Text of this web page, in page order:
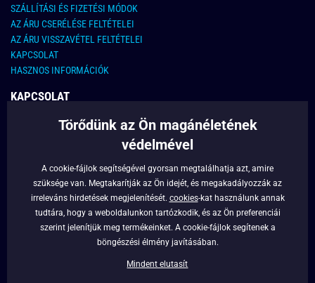
SZÁLLÍTÁSI ÉS FIZETÉSI MÓDOK
AZ ÁRU CSERÉLÉSE FELTÉTELEI
AZ ÁRU VISSZAVÉTEL FELTÉTELEI
KAPCSOLAT
HASZNOS INFORMÁCIÓK
KAPCSOLAT
E-MAIL CÍM:
FONTOS INFORMÁCIÓK
RÓLUNK
BLOG
FACEBOOK
Törődünk az Ön magánéletének
védelmével
A cookie-fájlok segítségével gyorsan megtalálhatja azt, amire
szüksége van. Megtakarítják az Ön idejét, és megakadályozzák az
irreleváns hirdetések megjelenítését. cookies-kat használunk annak
tudtára, hogy a weboldalunkon tartózkodik, és az Ön preferenciái
szerint jelenítjük meg termékeinket. A cookie-fájlok segítenek a
böngészési élmény javításában.
Mindent elutasít